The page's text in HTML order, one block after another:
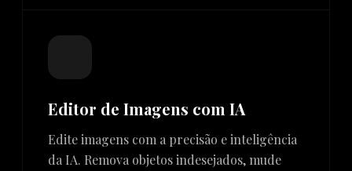
Editor de Imagens com IA
Edite imagens com a precisão e inteligência
da IA. Remova objetos indesejados, mude